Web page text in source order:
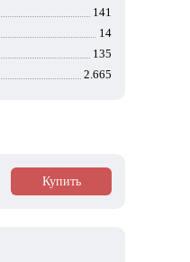
141
14
135
2.665
Купить